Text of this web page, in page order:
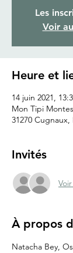
Les
Voir
Heure et
14 juin 2021,
Mon Tipi
31270 Cugnaux,
Invités
À propos
Natacha Bey,